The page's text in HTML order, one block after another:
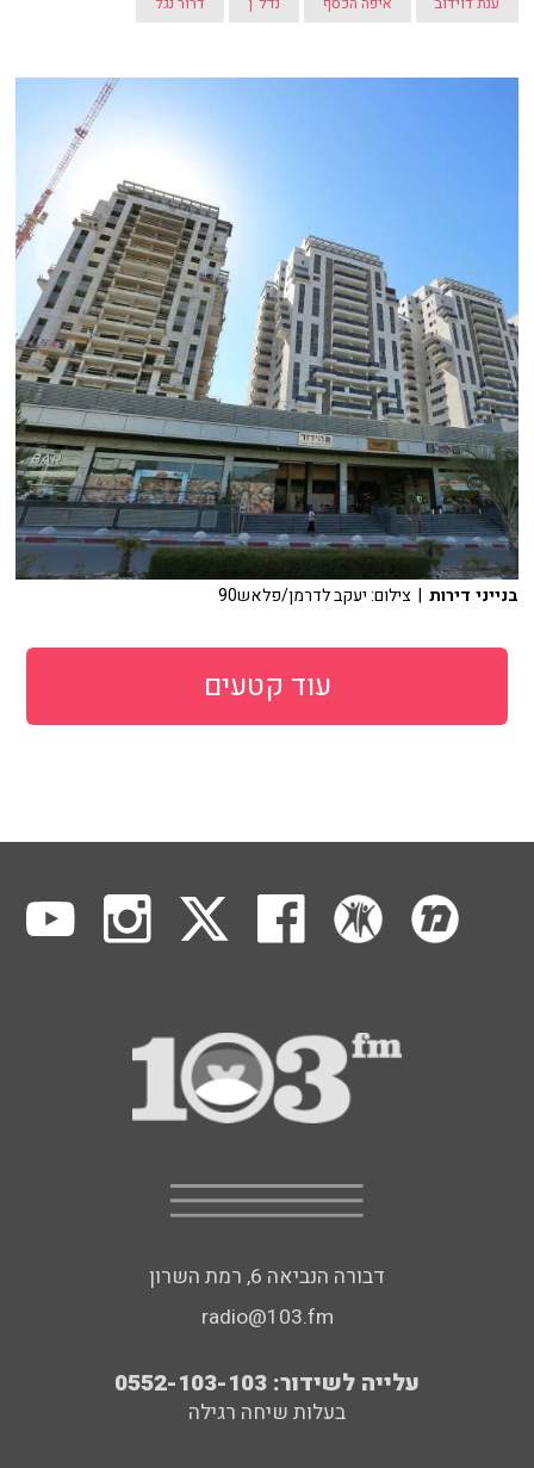
בנייני דירות | צילום: יעקב לדרמן/פלאש90
עוד קטעים
דבורה הנביאה 6, רמת השרון
radio@103.fm
עלייה לשידור: 0552-103-103
בעלות שיחה רגילה